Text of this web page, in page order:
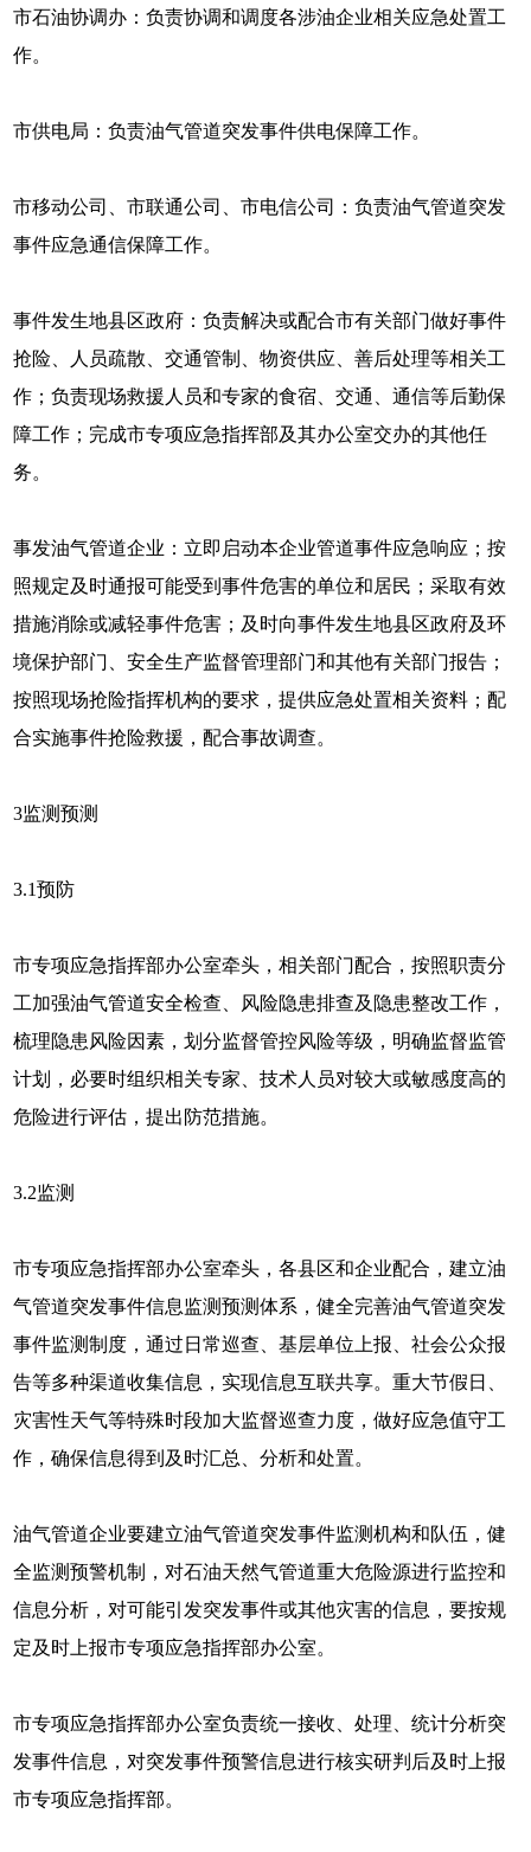
市石油协调办：负责协调和调度各涉油企业相关应急处置工
作。
市供电局：负责油气管道突发事件供电保障工作。
市移动公司、市联通公司、市电信公司：负责油气管道突发
事件应急通信保障工作。
事件发生地县区政府：负责解决或配合市有关部门做好事件
抢险、人员疏散、交通管制、物资供应、善后处理等相关工
作；负责现场救援人员和专家的食宿、交通、通信等后勤保
障工作；完成市专项应急指挥部及其办公室交办的其他任
务。
事发油气管道企业：立即启动本企业管道事件应急响应；按
照规定及时通报可能受到事件危害的单位和居民；采取有效
措施消除或减轻事件危害；及时向事件发生地县区政府及环
境保护部门、安全生产监督管理部门和其他有关部门报告；
按照现场抢险指挥机构的要求，提供应急处置相关资料；配
合实施事件抢险救援，配合事故调查。
3监测预测
3.1预防
市专项应急指挥部办公室牵头，相关部门配合，按照职责分
工加强油气管道安全检查、风险隐患排查及隐患整改工作，
梳理隐患风险因素，划分监督管控风险等级，明确监督监管
计划，必要时组织相关专家、技术人员对较大或敏感度高的
危险进行评估，提出防范措施。
3.2监测
市专项应急指挥部办公室牵头，各县区和企业配合，建立油
气管道突发事件信息监测预测体系，健全完善油气管道突发
事件监测制度，通过日常巡查、基层单位上报、社会公众报
告等多种渠道收集信息，实现信息互联共享。重大节假日、
灾害性天气等特殊时段加大监督巡查力度，做好应急值守工
作，确保信息得到及时汇总、分析和处置。
油气管道企业要建立油气管道突发事件监测机构和队伍，健
全监测预警机制，对石油天然气管道重大危险源进行监控和
信息分析，对可能引发突发事件或其他灾害的信息，要按规
定及时上报市专项应急指挥部办公室。
市专项应急指挥部办公室负责统一接收、处理、统计分析突
发事件信息，对突发事件预警信息进行核实研判后及时上报
市专项应急指挥部。